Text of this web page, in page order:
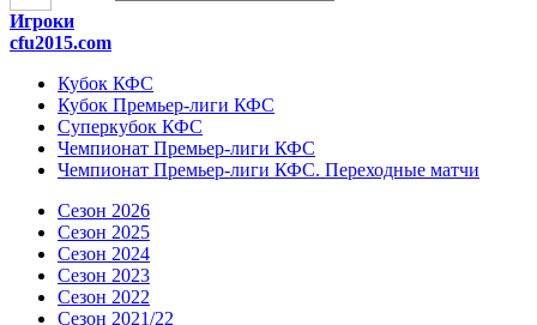
Игроки
cfu2015.com
Кубок КФС
Кубок Премьер-лиги КФС
Суперкубок КФС
Чемпионат Премьер-лиги КФС
Чемпионат Премьер-лиги КФС. Переходные матчи
Сезон 2026
Сезон 2025
Сезон 2024
Сезон 2023
Сезон 2022
Сезон 2021/22